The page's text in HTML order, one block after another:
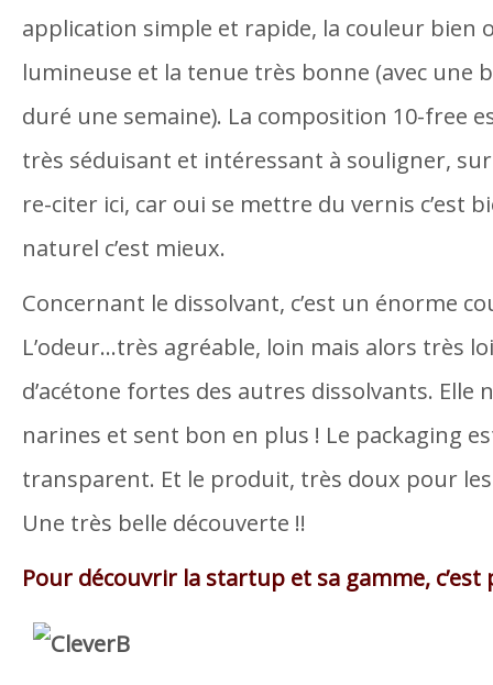
application simple et rapide, la couleur bien
lumineuse et la tenue très bonne (avec une
duré une semaine). La composition 10-free
très séduisant et intéressant à souligner,
re-citer ici, car oui se mettre du vernis c’est
naturel c’est mieux.
Concernant le dissolvant, c’est un énorme
L’odeur…très agréable, loin mais alors très
d’acétone fortes des autres dissolvants. Elle
narines et sent bon en plus ! Le packaging
transparent. Et le produit, très doux pour les
Une très belle découverte !!
Pour découvrir la startup et sa gamme, c’est